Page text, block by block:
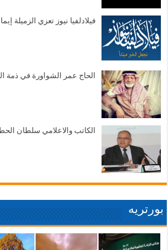
فيلادلفيا نيوز تعزي الزميلة
الحاج عمر الشواورة في ذمة
الكاتب والاعلامي سلطان
بورتريه